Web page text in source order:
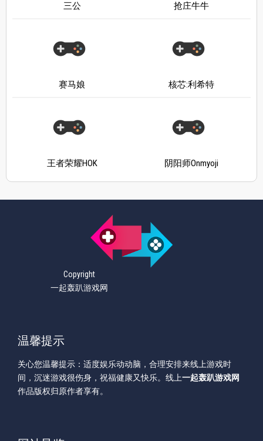
三公 抢庄牛牛
赛马娘 核芯:利希特
王者荣耀HOK 阴阳师Onmyoji
Copyright
一起轰趴游戏网
温馨提示
关心您温馨提示：适度娱乐动动脑，合理安排来线上游戏时
间，沉迷游戏很伤身，祝福健康又快乐。线上一起轰趴游戏网
作品版权归原作者享有。